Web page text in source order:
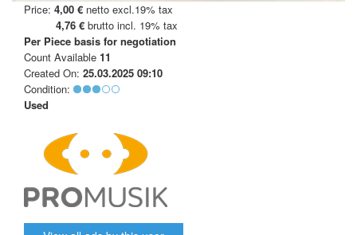
Price: 4,00 € netto excl.19% tax
4,76 € brutto incl. 19% tax
Per Piece basis for negotiation
Count Available 11
Created On: 25.03.2025 09:10
Condition:
Used